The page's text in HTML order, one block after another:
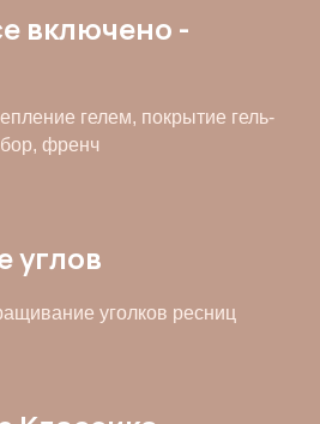
включено -
гелем, покрытие гель-
френч
углов
уголков ресниц
Стилист, визажист.
Стаж 5 лет